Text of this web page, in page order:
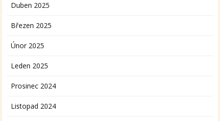
Duben 2025
Březen 2025
Únor 2025
Leden 2025
Prosinec 2024
Listopad 2024